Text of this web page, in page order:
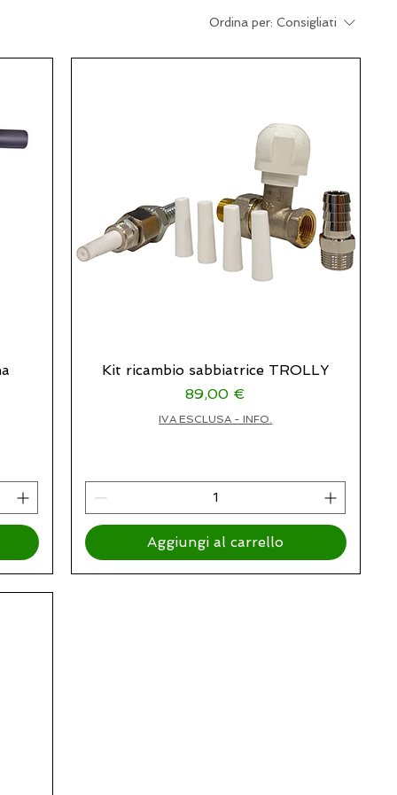
Ordina per: Consigliati
Kit ricambio sabbiatrice TROLLY
Prezzo
89,00 €
IVA ESCLUSA - INFO.
Aggiungi al carrello